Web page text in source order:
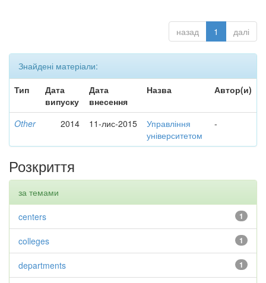
назад 1 далі
Знайдені матеріали:
Тип
Дата
випуску
Дата
внесення
Назва Автор(и)
Other 2014 11-лис-2015
Управління
університетом
-
Розкриття
за темами
1
centers
1
colleges
1
departments